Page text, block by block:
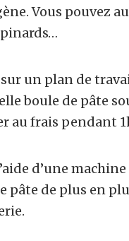
Vous pouvez
un plan de
boule de pâte
au frais pendant
d’une
pâte de plus en